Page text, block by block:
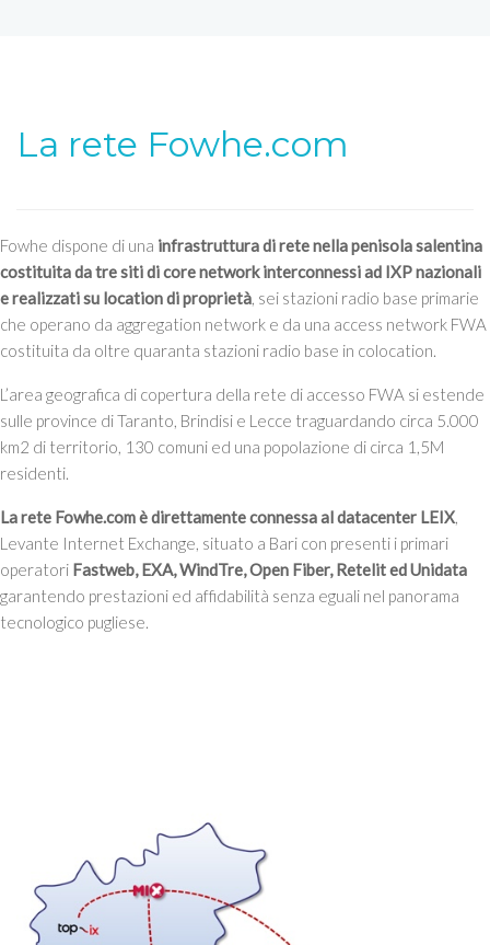
La rete Fowhe.com
Fowhe dispone di una infrastruttura di rete nella penisola salentina
costituita da tre siti di core network interconnessi ad IXP nazionali
e realizzati su location di proprietà, sei stazioni radio base primarie
che operano da aggregation network e da una access network FWA
costituita da oltre quaranta stazioni radio base in colocation.
L’area geografica di copertura della rete di accesso FWA si estende
sulle province di Taranto, Brindisi e Lecce traguardando circa 5.000
km2 di territorio, 130 comuni ed una popolazione di circa 1,5M
residenti.
La rete Fowhe.com è direttamente connessa al datacenter LEIX,
Levante Internet Exchange, situato a Bari con presenti i primari
operatori Fastweb, EXA, WindTre, Open Fiber, Retelit ed Unidata
garantendo prestazioni ed affidabilità senza eguali nel panorama
tecnologico pugliese.